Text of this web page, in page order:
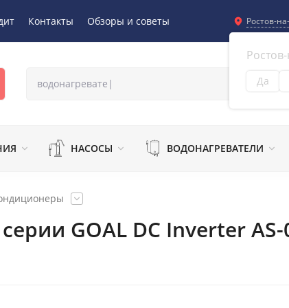
Контакты Обзоры и советы Ростов-
Да
НАСОСЫ ВОДОНАГРЕВАТЕЛИ
GOAL DC Inverter AS-